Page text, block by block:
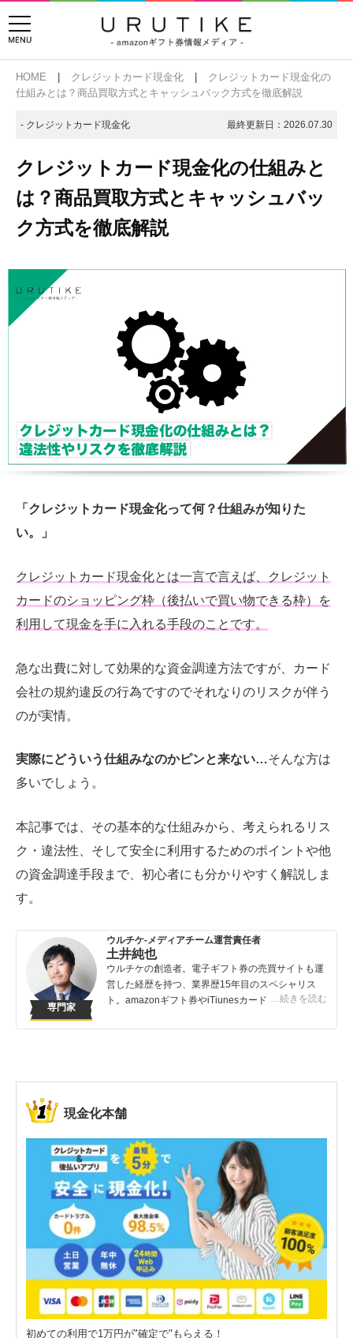
HOME クレジットカード現金化
クレジットカード現金化の
仕組みとは？商品買取方式とキャッシュバック方式を徹底解説
- クレジットカード現金化 最終更新日： 2026.07.30
クレジットカード現金化の仕組みと
は？商品買取方式とキャッシュバッ
ク方式を徹底解説
「クレジットカード現金化って何？仕組みが知りた
い。」
クレジットカード現金化とは一言で言えば、クレジット
カードのショッピング枠（後払いで買い物できる枠）を
利用して現金を手に入れる手段のことです。
急な出費に対して効果的な資金調達方法ですが、カード
会社の規約違反の行為ですのでそれなりのリスクが伴う
のが実情。
実際にどういう仕組みなのかピンと来ない…そんな方は
多いでしょう。
本記事では、その基本的な仕組みから、考えられるリス
ク・違法性、そして安全に利用するためのポイントや他
の資金調達手段まで、初心者にも分かりやすく解説しま
す。
専門家
ウルチケ-メディアチーム運営責任者
土井純也
…続きを読む
ウルチケの創造者。電子ギフト券の売買サイトも運
営した経歴を持つ、業界歴15年目のスペシャリス
ト。amazonギフト券やiTiunesカードの売買は知っ
まうこんなバカバカしいことは避けてほしい！
現金化本舗
初めての利用で1万円が"確定で"もらえる！